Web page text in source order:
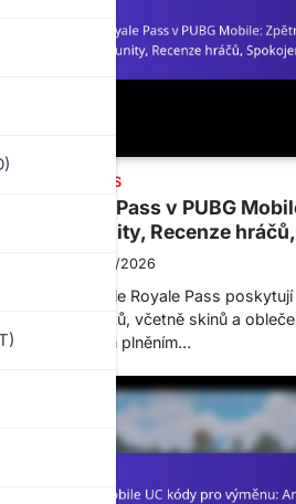
ROYALE PASS
Royale Pass v PUBG
od komunity, Recenze
10/03/2026
PUBG Mobile Royale Pass
předmětů, včetně skinů a
v úrovních plněním…